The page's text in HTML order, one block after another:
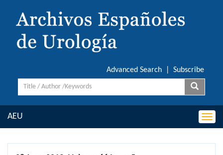
Advanced Search Subscribe
AEU